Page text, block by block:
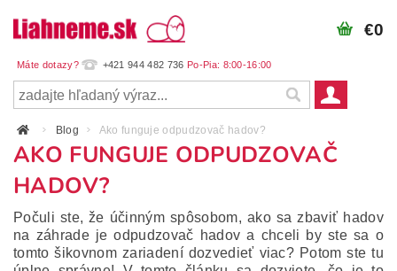
+421 944 482 736
€0
Blog Ako funguje odpudzovač hadov?
AKO FUNGUJE ODPUDZOVAČ
HADOV?
Počuli ste, že účinným spôsobom, ako sa zbaviť hadov
na záhrade je odpudzovač hadov a chceli by ste sa o
tomto šikovnom zariadení dozvedieť viac? Potom ste tu